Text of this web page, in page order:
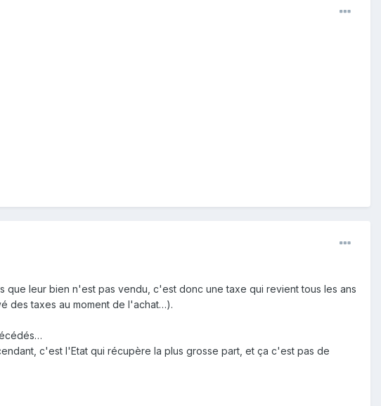
leur bien n'est pas vendu, c'est donc une taxe qui revient tous les ans
des taxes au moment de l'achat…).
c'est l'Etat qui récupère la plus grosse part, et ça c'est pas de